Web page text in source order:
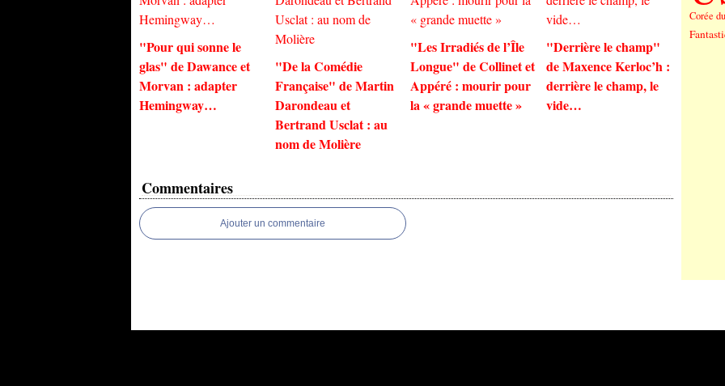
"Pour qui sonne le
glas" de Dawance et
Morvan : adapter
Hemingway…
"De la Comédie
Française" de Martin
Darondeau et
Bertrand Usclat : au
nom de Molière
"Les Irradiés de l’Île
Longue" de Collinet et
Appéré : mourir pour
la « grande muette »
"Derrière le champ"
de Maxence Kerloc’h :
derrière le champ, le
vide…
Commentaires
Ajouter un commentaire
Corée